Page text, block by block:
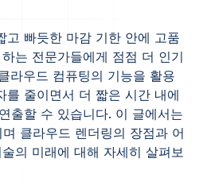
고 빠듯한 마감 기한 안에 고품
는 전문가들에게 점점 더 인기
라우드 컴퓨팅의 기능을 활용
를 줄이면서 더 짧은 시간 내에
출할 수 있습니다. 이 글에서는
클라우드 렌더링의 장점과 어
의 미래에 대해 자세히 살펴보